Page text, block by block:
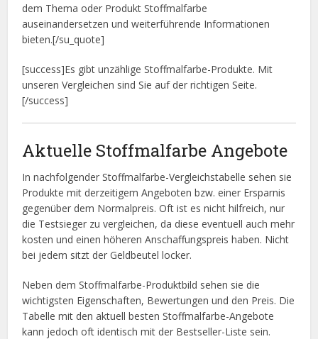
dem Thema oder Produkt Stoffmalfarbe
auseinandersetzen und weiterführende Informationen
bieten.[/su_quote]
[success]Es gibt unzählige Stoffmalfarbe-Produkte. Mit
unseren Vergleichen sind Sie auf der richtigen Seite.
[/success]
Aktuelle Stoffmalfarbe Angebote
In nachfolgender Stoffmalfarbe-Vergleichstabelle sehen sie
Produkte mit derzeitigem Angeboten bzw. einer Ersparnis
gegenüber dem Normalpreis. Oft ist es nicht hilfreich, nur
die Testsieger zu vergleichen, da diese eventuell auch mehr
kosten und einen höheren Anschaffungspreis haben. Nicht
bei jedem sitzt der Geldbeutel locker.
Neben dem Stoffmalfarbe-Produktbild sehen sie die
wichtigsten Eigenschaften, Bewertungen und den Preis. Die
Tabelle mit den aktuell besten Stoffmalfarbe-Angebote
kann jedoch oft identisch mit der Bestseller-Liste sein.